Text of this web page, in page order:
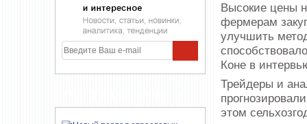
Высокие цены
фермерам
улучшить
Коне в
Трейдеры и
этом